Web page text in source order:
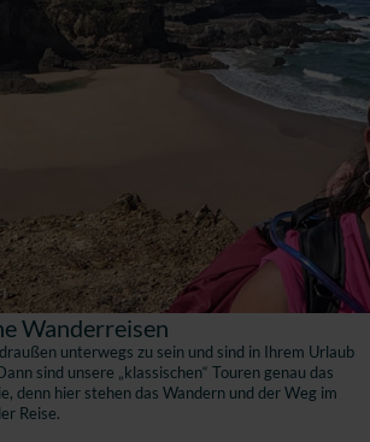
Wanderreisen
unterwegs zu sein und sind in Ihrem Urlaub
sind unsere „klassischen“ Touren genau das
denn hier stehen das Wandern und der Weg im
Reise.